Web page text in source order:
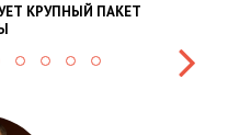
КРУПНЫЙ ПАКЕТ